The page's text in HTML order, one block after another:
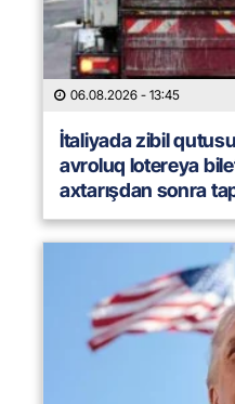
06.08.2026 - 13:45
İtaliyada zibil
avroluq lotereya
axtarışdan sonra